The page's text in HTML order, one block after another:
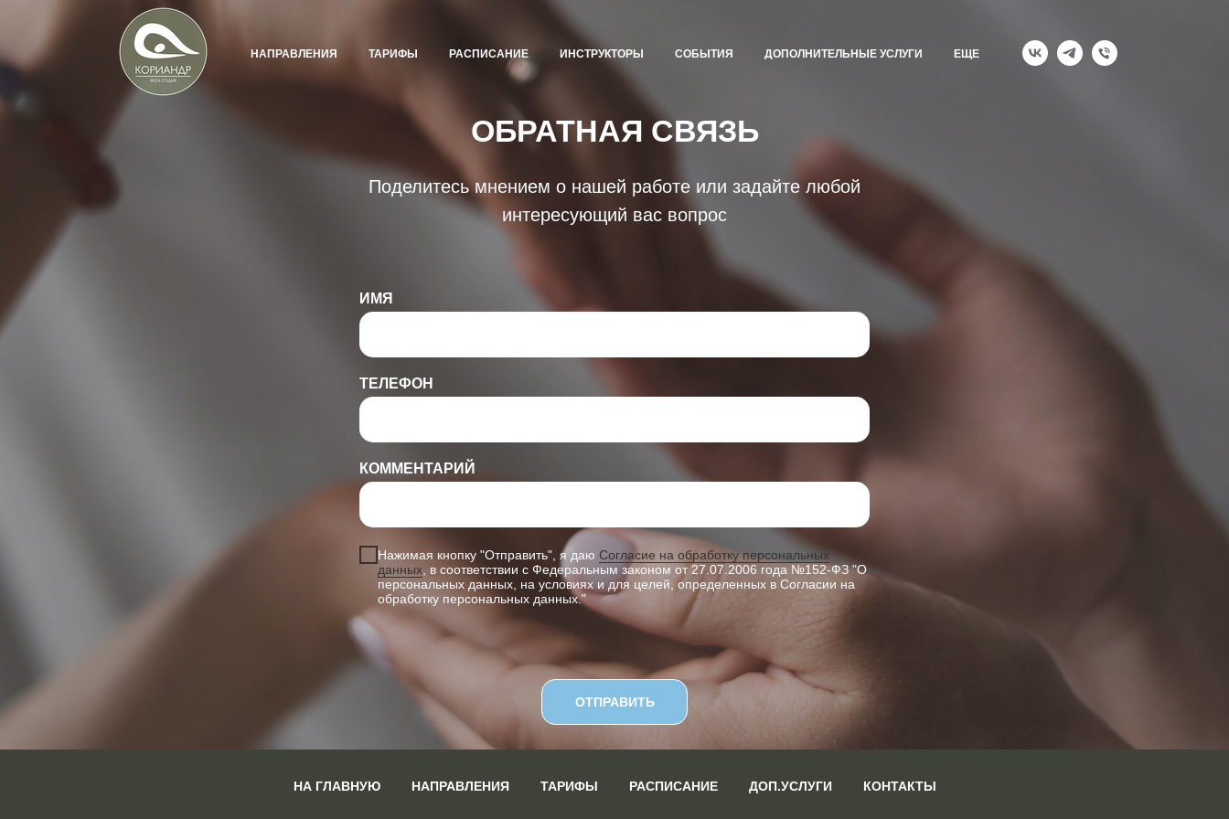
ОБРАТНАЯ СВЯЗЬ
Поделитесь мнением о нашей работе или задайте любой
интересующий вас вопрос
ИМЯ
ТЕЛЕФОН
КОММЕНТАРИЙ
Нажимая кнопку "Отправить", я даю Согласие на обработку персональных
данных , в соответствии с Федеральным законом от 27.07.2006 года №152-ФЗ "О
персональных данных, на условиях и для целей, определенных в Согласии на
обработку персональных данных."
ОТПРАВИТЬ
НАПРАВЛЕНИЯ ТАРИФЫ РАСПИСАНИЕ ИНСТРУКТОРЫ СОБЫТИЯ ДОПОЛНИТЕЛЬНЫЕ УСЛУГИ ЕЩЕ
НА ГЛАВНУЮ НАПРАВЛЕНИЯ ТАРИФЫ РАСПИСАНИЕ ДОП.УСЛУГИ КОНТАКТЫ